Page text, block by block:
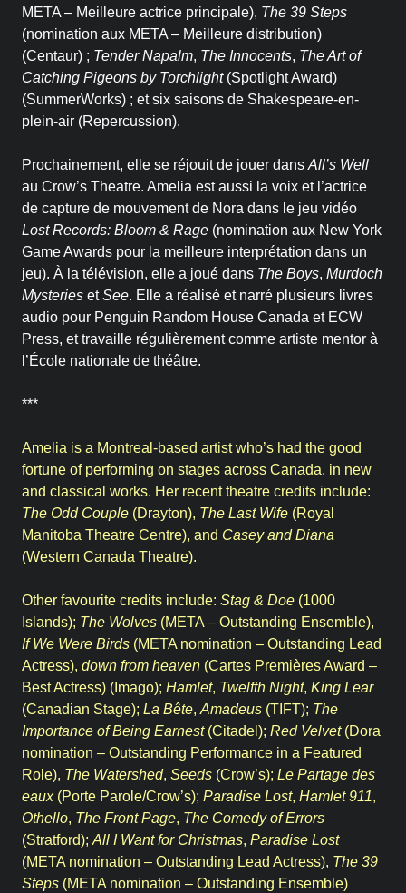
Votre soutien
Desjardins fait la paire
META – Meilleure actrice principale), The 39 Steps
(nomination aux META – Meilleure distribution)
(Centaur) ; Tender Napalm, The Innocents, The Art of
Catching Pigeons by Torchlight (Spotlight Award)
(SummerWorks) ; et six saisons de Shakespeare-en-
plein-air (Repercussion).
Prochainement, elle se réjouit de jouer dansAll’s Well
au Crow’s Theatre. Amelia est aussi la voix et l’actrice
de capture de mouvement de Nora dans le jeu vidéo
Lost Records: Bloom & Rage (nomination aux New York
Game Awards pour la meilleure interprétation dans un
jeu). À la télévision, elle a joué dans The Boys,Murdoch
Mysteries etSee. Elle a réalisé et narré plusieurs livres
audio pour Penguin Random House Canada et ECW
Press, et travaille régulièrement comme artiste mentor à
l’École nationale de théâtre.
***
Amelia is a Montreal-based artist who’s had the good
fortune of performing on stages across Canada, in new
and classical works. Her recent theatre credits include:
The Odd Couple (Drayton), The Last Wife (Royal
Manitoba Theatre Centre), and Casey and Diana
(Western Canada Theatre).
Other favourite credits include:Stag & Doe (1000
Islands); The Wolves (META – Outstanding Ensemble),
If We Were Birds (META nomination – Outstanding Lead
Actress),down from heaven (Cartes Premières Award –
Best Actress) (Imago);Hamlet, Twelfth Night,King Lear
(Canadian Stage);La Bête,Amadeus (TIFT); The
Importance of Being Earnest(Citadel);Red Velvet(Dora
nomination – Outstanding Performance in a Featured
Role), The Watershed,Seeds (Crow’s);Le Partage des
eaux (Porte Parole/Crow’s);Paradise Lost,Hamlet 911,
Othello, The Front Page, The Comedy of Errors
(Stratford);All I Want for Christmas,Paradise Lost
(META nomination – Outstanding Lead Actress), The 39
Steps (META nomination – Outstanding Ensemble)